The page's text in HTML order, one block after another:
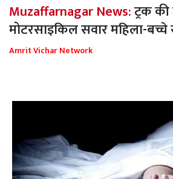
Muzaffarnagar News:ट्रक
मोटरसाइकिल सवार महिला-
Amrit Vichar Network